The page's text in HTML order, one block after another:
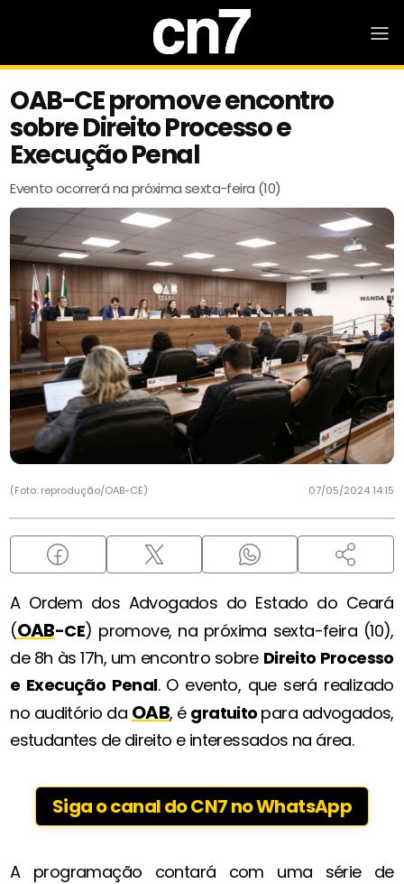
OAB-CE promove encontro
sobre Direito Processo e
Execução Penal
Evento ocorrerá na próxima sexta-feira (10)
(Foto: reprodução/OAB-CE) 07/05/2024 14:15
A Ordem dos Advogados do Estado do Ceará
(OAB-CE) promove, na próxima sexta-feira (10),
de 8h às 17h, um encontro sobre Direito Processo
e Execução Penal. O evento, que será realizado
no auditório da OAB, é gratuito para advogados,
estudantes de direito e interessados na área.
Siga o canal do CN7 no WhatsApp
A programação contará com uma série de